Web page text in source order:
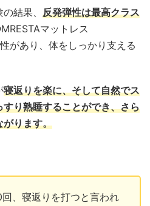
結果、 反発弾性は最高クラス
マットレス
があり、体をしっかり支える
寝返りを楽に、そして自然でス
り熟睡することができ、さら
がります。
、寝返りを打つと言われ